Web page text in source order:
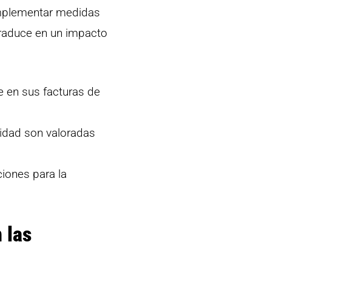
medidas
en un impacto
en sus facturas de
son valoradas
para la
las